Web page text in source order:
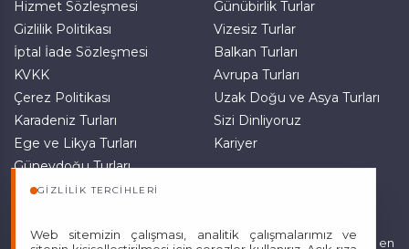
GIZLILIK TERCIHLERI
Web sitemizin çalışması, analitik çalışmalarımız ve
Tercihleri Kaydet
Hizmet Sözleşmesi
Gizlilik Politikası
İptal İade Sözleşmesi
KVKK
Çerez Politikası
Karadeniz Turları
Ege ve Likya Turları
Güneydoğu Turları
Doğu Anadolu Turları
Günübirlik Turlar
Vizesiz Turlar
Balkan Turları
Avrupa Turları
Uzak Doğu ve Asya Turları
Sizi Dinliyoruz
Kariyer
Sitemizde anılan tüm fiyatlar, geçerli kartlar ile tek ödemede, en